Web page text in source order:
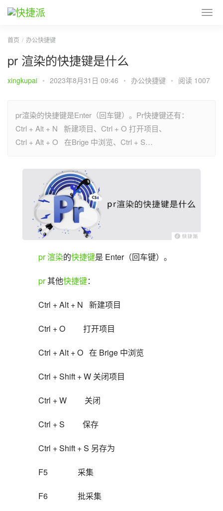
首页 办公快捷键
pr 渲染的快捷键是什么
xingkupai • 2023年8月31日 09:46 • 办公快捷键 • 阅读 1007
pr渲染的快捷键是Enter（回车键）。Pr快捷键还有：
Ctrl + Alt + N 新建项目、Ctrl + O 打开项目、
Ctrl + Alt + O 在Brige 中浏览、Ctrl + S…
pr渲染的快捷键是 Enter（回车键）。
pr 其他快捷键：
Ctrl + Alt + N   新建项目
Ctrl + O         打开项目
Ctrl + Alt + O   在 Brige 中浏览
Ctrl + Shift + W 关闭项目
Ctrl + W         关闭
Ctrl + S         保存
Ctrl + Shift + S 另存为
F5               采集
F6               批采集